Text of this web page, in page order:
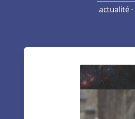
actualité ·